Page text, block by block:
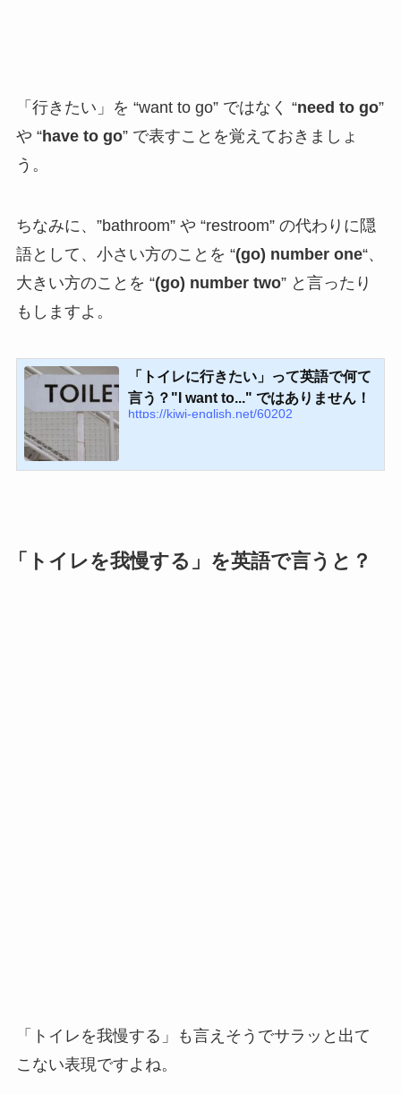
「行きたい」を “want to go” ではなく “need to go”
や “have to go” で表すことを覚えておきましょ
う。
ちなみに、”bathroom” や “restroom” の代わりに隠
語として、小さい方のことを “(go) number one“、
大きい方のことを “(go) number two” と言ったり
もしますよ。
「トイレに行きたい」って英語で何て
言う？"I want to..." ではありません！
https://kiwi-english.net/60202
「トイレを我慢する」を英語で言うと？
「トイレを我慢する」も言えそうでサラッと出て
こない表現ですよね。